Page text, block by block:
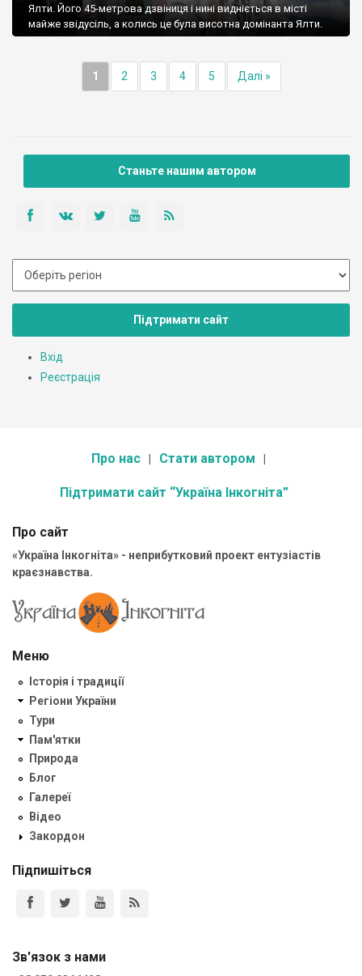
Ялти. Його 45-метрова дзвіниця і нині видніється в місті
майже звідусіль, а колись це була висотна домінанта Ялти.
1 2 3 4 5 Далі »
Станьте нашим автором
Підтримати сайт
Вхід
Реєстрація
Про нас Стати автором
Підтримати сайт “Україна Інкогніта”
Про сайт
«Україна Інкогніта» - неприбутковий проект ентузіастів
краєзнавства.
Меню
Історія і традиції
Регіони України
Тури
Пам'ятки
Природа
Блог
Галереї
Відео
Закордон
Підпишіться
Зв'язок з нами